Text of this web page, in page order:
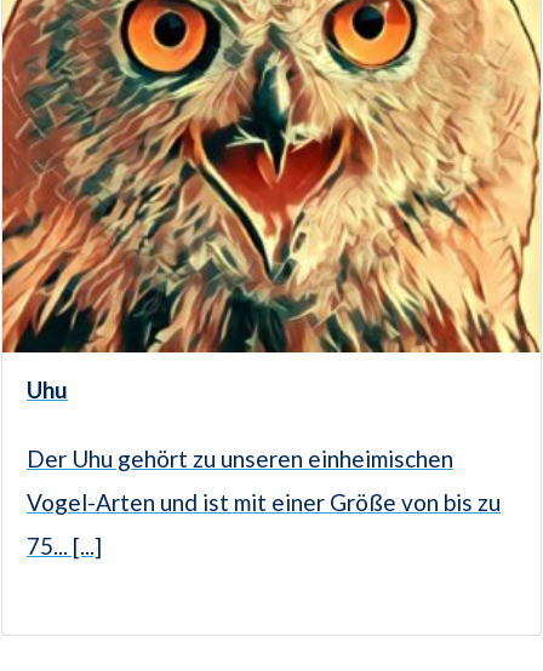
Uhu
Der Uhu gehört zu unseren einheimischen
Vogel-Arten und ist mit einer Größe von bis zu
75... [...]